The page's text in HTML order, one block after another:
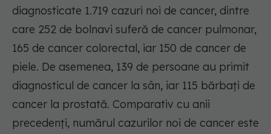
diagnosticate 1.719 cazuri noi de cancer, dintre
care 252 de bolnavi suferă de cancer pulmonar,
165 de cancer colorectal, iar 150 de cancer de
piele. De asemenea, 139 de persoane au primit
diagnosticul de cancer la sân, iar 115 bărbaţi de
cancer la prostată. Comparativ cu anii
precedenţi, numărul cazurilor noi de cancer este